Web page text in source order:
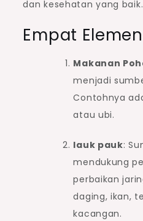
dan kesehatan yang baik.
Empat
Makanan
menjadi
Contohnya
atau ubi.
lauk pauk:
mendukung
perbaikan
daging, ikan,
kacangan.